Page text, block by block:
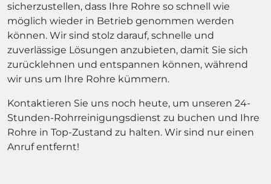
sicherzustellen, dass Ihre Rohre so schnell wie
möglich wieder in Betrieb genommen werden
können. Wir sind stolz darauf, schnelle und
zuverlässige Lösungen anzubieten, damit Sie sich
zurücklehnen und entspannen können, während
wir uns um Ihre Rohre kümmern.
Kontaktieren Sie uns noch heute, um unseren 24-
Stunden-Rohrreinigungsdienst zu buchen und Ihre
Rohre in Top-Zustand zu halten. Wir sind nur einen
Anruf entfernt!